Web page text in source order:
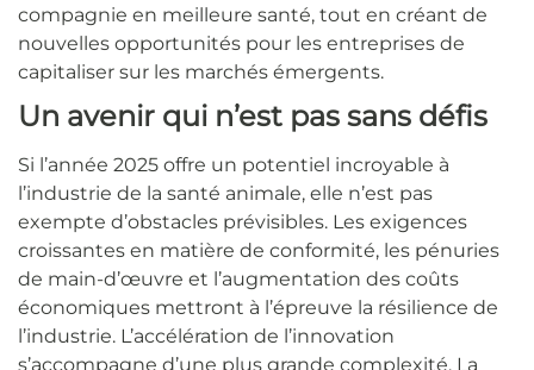
compagnie en meilleure santé, tout en créant de
nouvelles opportunités pour les entreprises de
capitaliser sur les marchés émergents.
Un avenir qui n’est pas sans défis
Si l’année 2025 offre un potentiel incroyable à
l’industrie de la santé animale, elle n’est pas
exempte d’obstacles prévisibles. Les exigences
croissantes en matière de conformité, les pénuries
de main-d’œuvre et l’augmentation des coûts
économiques mettront à l’épreuve la résilience de
l’industrie. L’accélération de l’innovation
s’accompagne d’une plus grande complexité. La